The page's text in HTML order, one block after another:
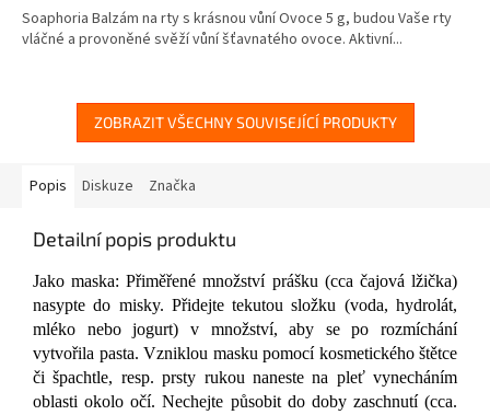
z
5
Soaphoria Balzám na rty s krásnou vůní Ovoce 5 g, budou Vaše rty
vláčné a provoněné svěží vůní šťavnatého ovoce. Aktivní...
ZOBRAZIT VŠECHNY SOUVISEJÍCÍ PRODUKTY
Popis Diskuze Značka
Detailní popis produktu
Jako maska: Přiměřené množství prášku (cca čajová lžička)
nasypte do misky. Přidejte tekutou složku (voda, hydrolát,
mléko nebo jogurt) v množství, aby se po rozmíchání
vytvořila pasta. Vzniklou masku pomocí kosmetického štětce
či špachtle, resp. prsty rukou naneste na pleť vynecháním
oblasti okolo očí. Nechejte působit do doby zaschnutí (cca.